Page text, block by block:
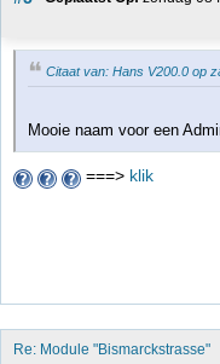
Citaat van: Hans V200.0 op
Mooie naam voor een
===> klik
Re: Module "Bismarckstrasse"